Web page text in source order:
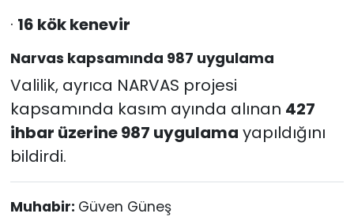
· 16 kök kenevir
Narvas kapsamında 987 uygulama
Valilik, ayrıca NARVAS projesi
kapsamında kasım ayında alınan 427
ihbar üzerine 987 uygulama yapıldığını
bildirdi.
Muhabir: Güven Güneş